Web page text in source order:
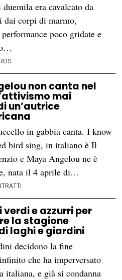
era cavalcato da
dai corpi di marmo,
poco gridate e
non canta nel
mai
un’autrice
in gabbia canta. I know
bird sing, in italiano è Il
e Maya Angelou ne è
nata il 4 aprile di…
verdi e azzurri per
la stagione
laghi e giardini
decidono la fine
che ha imperversato
italiana, e già si condanna